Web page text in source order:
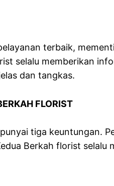
terbaik,
selalu memberikan
dan tangkas.
FLORIST
tiga keuntungan.
Berkah florist